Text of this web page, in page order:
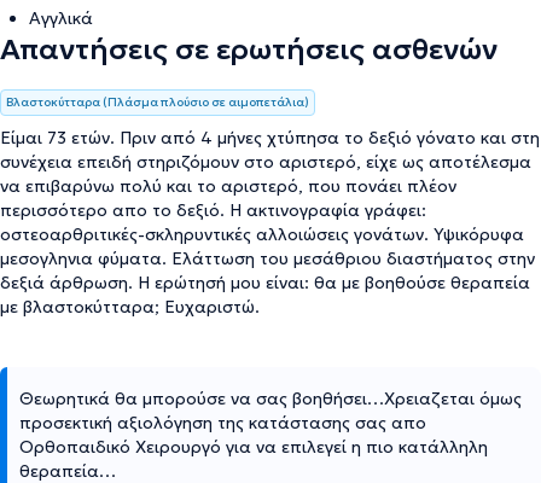
Αγγλικά
Απαντήσεις σε ερωτήσεις ασθενών
Βλαστοκύτταρα (Πλάσμα πλούσιο σε αιμοπετάλια)
Είμαι 73 ετών. Πριν από 4 μήνες χτύπησα το δεξιό γόνατο και στη
συνέχεια επειδή στηριζόμουν στο αριστερό, είχε ως αποτέλεσμα
να επιβαρύνω πολύ και το αριστερό, που πονάει πλέον
περισσότερο απο το δεξιό. Η ακτινογραφία γράφει:
οστεοαρθριτικές-σκληρυντικές αλλοιώσεις γονάτων. Υψικόρυφα
μεσογληνια φύματα. Ελάττωση του μεσάθριου διαστήματος στην
δεξιά άρθρωση. Η ερώτησή μου είναι: θα με βοηθούσε θεραπεία
με βλαστοκύτταρα; Ευχαριστώ.
Θεωρητικά θα μπορούσε να σας βοηθήσει…Χρειαζεται όμως
προσεκτική αξιολόγηση της κατάστασης σας απο
Ορθοπαιδικό Χειρουργό για να επιλεγεί η πιο κατάλληλη
θεραπεία…